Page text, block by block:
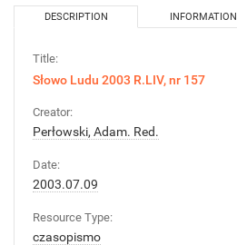
DESCRIPTION INFORMATION
Title:
Słowo Ludu 2003 R.LIV, nr 157
Creator:
Perłowski, Adam. Red.
Date:
2003.07.09
Resource Type:
czasopismo